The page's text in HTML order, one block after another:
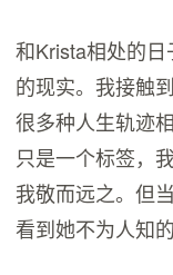
和Krista相处的
的现实。我接触
很多种人生轨迹
只是一个标签，
我敬而远之。但
看到她不为人知